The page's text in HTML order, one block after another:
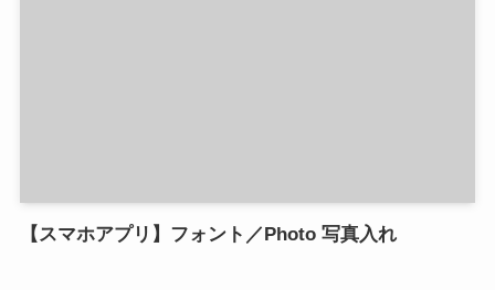
【スマホアプリ】フォント／Photo 写真入れ